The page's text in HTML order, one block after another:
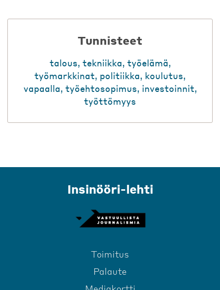
Tunnisteet
talous, tekniikka, työelämä,
työmarkkinat, politiikka, koulutus,
vapaalla, työehtosopimus, investoinnit,
työttömyys
Insinööri-lehti
Toimitus
Palaute